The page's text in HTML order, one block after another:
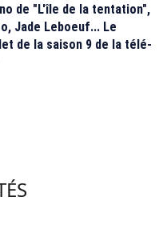
de "L'île de la tentation",
Jade Leboeuf... Le
de la saison 9 de la télé-